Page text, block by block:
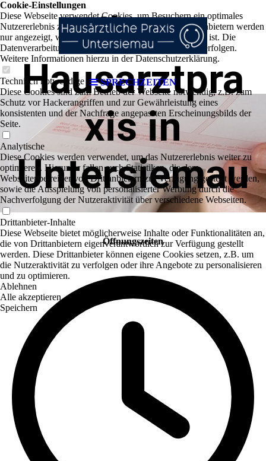
SPRECHZEITEN
Ihre
Hausarztpra
xis in
Untersiemau
Öffnungszeiten
Cookie-Einstellungen
Diese Webseite verwendet Cookies, um Besuchern ein optimales
Nutzererlebnis zu bieten. Bestimmte Inhalte von Drittanbietern werden
nur angezeigt, wenn die entsprechende Option aktiviert ist. Die
Datenverarbeitung kann dann auch in einem Drittland erfolgen.
Weitere Informationen hierzu in der Datenschutzerklärung.
Technisch notwendige
Diese Cookies sind zum Betrieb der Webseite notwendig, z.B. zum
Schutz vor Hackerangriffen und zur Gewährleistung eines
konsistenten und der Nachfrage angepassten Erscheinungsbilds der
Seite.
Analytische
Diese Cookies werden verwendet, um das Nutzererlebnis weiter zu
optimieren. Hierunter fallen auch Statistiken, die dem
Webseitenbetreiber von Drittanbietern zur Verfügung gestellt werden,
sowie die Ausspielung von personalisierter Werbung durch die
Nachverfolgung der Nutzeraktivität über verschiedene Webseiten.
Drittanbieter-Inhalte
Diese Webseite bietet möglicherweise Inhalte oder Funktionalitäten an,
die von Drittanbietern eigenverantwortlich zur Verfügung gestellt
werden. Diese Drittanbieter können eigene Cookies setzen, z.B. um
die Nutzeraktivität zu verfolgen oder ihre Angebote zu personalisieren
und zu optimieren.
Ablehnen
Alle akzeptieren
Speichern